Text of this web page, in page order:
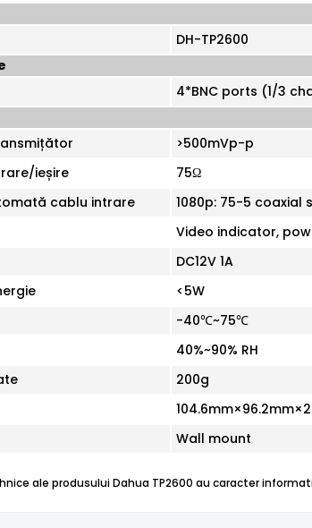
DH-TP2600
4*BNC ports (1/3
>500mVp-p
ieșire
75Ω
cablu intrare
1080p: 75-5 coaxial
Video indicator,
DC12V 1A
<5W
-40℃~75℃
40%~90% RH
200g
Wall mount
ale produsului Dahua TP2600 au caracter